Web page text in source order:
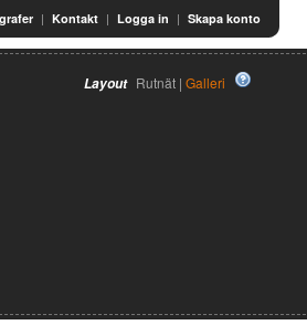
| Kontakt | Logga in | Skapa konto
Layout Rutnät | Galleri